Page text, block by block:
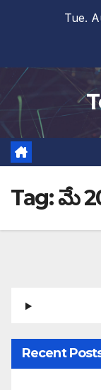
Tue.
Tag:మే
Recent